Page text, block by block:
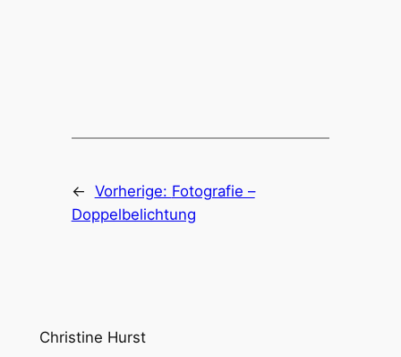
← Vorherige: Fotografie –
Doppelbelichtung
Christine Hurst